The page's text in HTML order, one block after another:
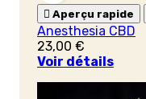
 Aperçu rapide
Anesthesia CBD
23,00 €
Voir détails